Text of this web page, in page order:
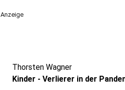
Anzeige
Thorsten Wagner
Kinder - Verlierer in der